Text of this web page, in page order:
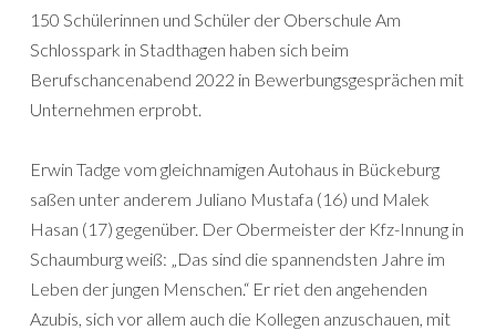
150 Schülerinnen und Schüler der Oberschule Am
Schlosspark in Stadthagen haben sich beim
Berufschancenabend 2022 in Bewerbungsgesprächen mit
Unternehmen erprobt.
Erwin Tadge vom gleichnamigen Autohaus in Bückeburg
saßen unter anderem Juliano Mustafa (16) und Malek
Hasan (17) gegenüber. Der Obermeister der Kfz-Innung in
Schaumburg weiß: „Das sind die spannendsten Jahre im
Leben der jungen Menschen.“ Er riet den angehenden
Azubis, sich vor allem auch die Kollegen anzuschauen, mit